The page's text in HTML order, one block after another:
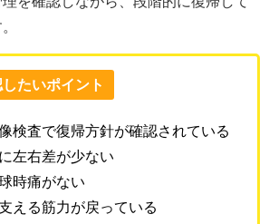
たいポイント
検査で復帰方針が確認されている
左右差が少ない
時痛がない
える筋力が戻っている